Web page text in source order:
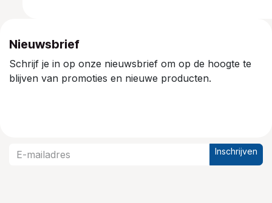
Nieuwsbrief
Schrijf je in op onze nieuwsbrief om op de hoogte te
blijven van promoties en nieuwe producten.
Inschrijven